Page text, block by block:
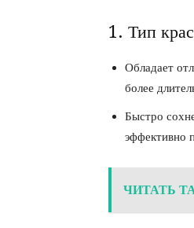
1. Тип
Обладает
более
Быстро
эффективно
ЧИТАТЬ